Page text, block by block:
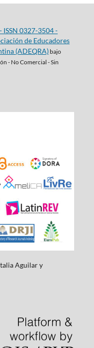
ISSN 0327-3504 -
de Educadores
(ADEQRA)bajo
- No Comercial - Sin
Aguilar y